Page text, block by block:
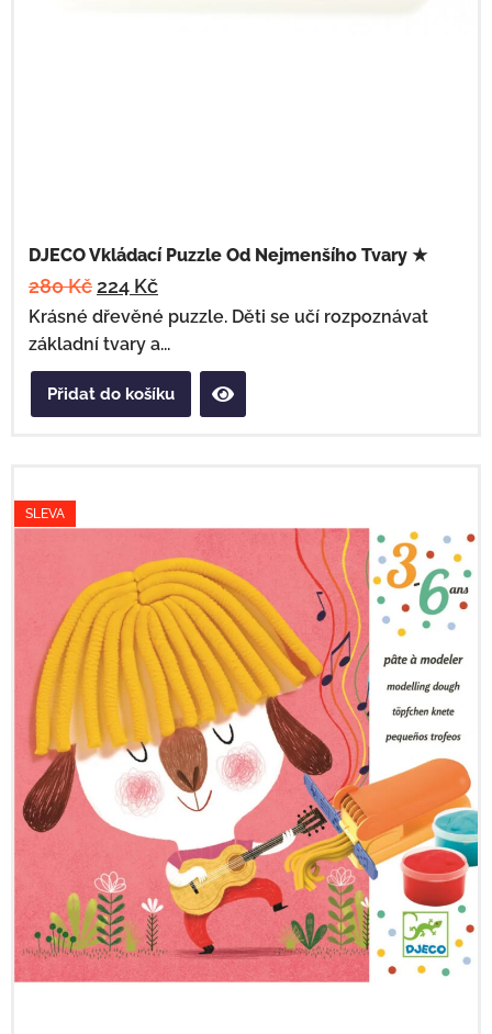
DJECO Vkládací Puzzle Od Nejmenšího Tvary ★
280Kč224 Kč
Krásné dřevěné puzzle. Děti se učí rozpoznávat
základní tvary a...
Přidat do košíku
SLEVA